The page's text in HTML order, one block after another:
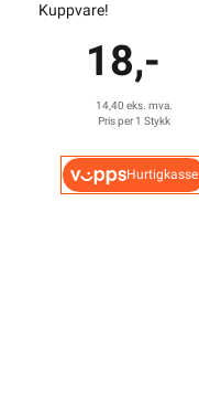
Kuppvare!
18,-
14,40 eks. mva.
Pris per 1 Stykk
Hurtigkasse